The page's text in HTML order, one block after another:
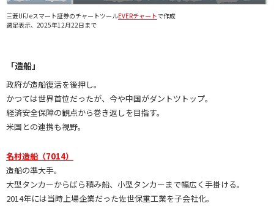
三菱UFJ eスマート証券のチャートツールEVERチャートで作成
週足表示、2025年12月22日まで
「造船」
政府が造船復活を後押し。
かつては世界首位だったが、今や中国がダントツトップ。
経済安全保障の観点から巻き返しを目指す。
米国との連携も視野。
名村造船（7014）
造船の準大手。
大型タンカーからばら積み船、小型タンカーまで幅広く手掛ける。
2014年には当時上場企業だった佐世保重工業を子会社化。